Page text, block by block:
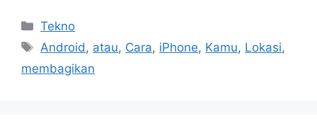
Kategori
Tekno
Tag
Android, atau, Cara, iPhone, Kamu, Lokasi,
membagikan